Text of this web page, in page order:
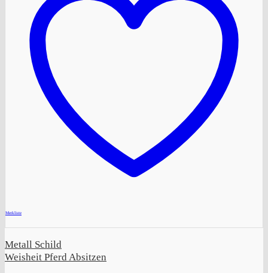
Merkliste
Metall Schild
Weisheit Pferd Absitzen